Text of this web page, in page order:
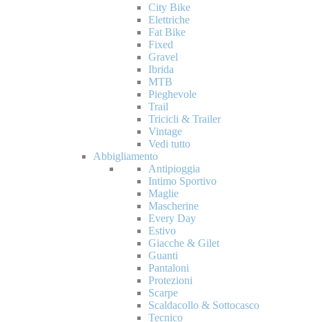
City Bike
Elettriche
Fat Bike
Fixed
Gravel
Ibrida
MTB
Pieghevole
Trail
Tricicli & Trailer
Vintage
Vedi tutto
Abbigliamento
Antipioggia
Intimo Sportivo
Maglie
Mascherine
Every Day
Estivo
Giacche & Gilet
Guanti
Pantaloni
Protezioni
Scarpe
Scaldacollo & Sottocasco
Tecnico